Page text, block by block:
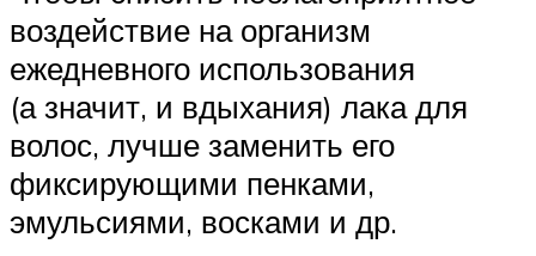
воздействие на организм
ежедневного использования
(а значит, и вдыхания) лака для
волос, лучше заменить его
фиксирующими пенками,
эмульсиями, восками и др.